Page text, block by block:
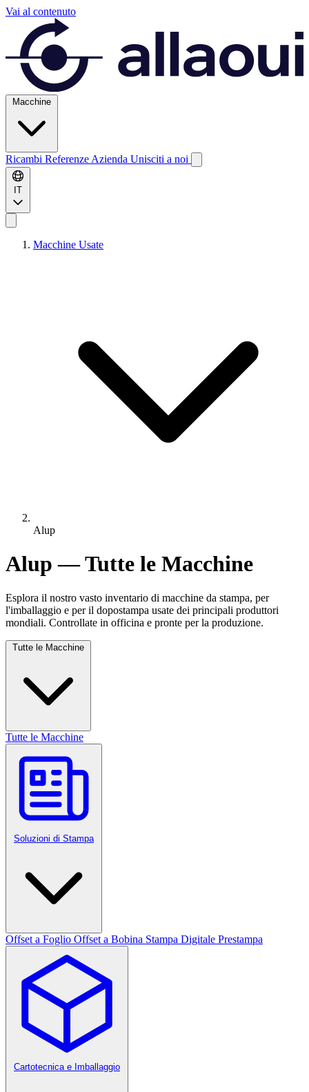
Vai al contenuto
Macchine
Ricambi Referenze Azienda Unisciti a noi
IT
Macchine Usate
Alup
Alup — Tutte le Macchine
Esplora il nostro vasto inventario di macchine da stampa, per
l'imballaggio e per il dopostampa usate dei principali produttori
mondiali. Controllate in officina e pronte per la produzione.
Tutte le Macchine
Tutte le Macchine
Soluzioni di Stampa
Offset a Foglio Offset a Bobina Stampa Digitale Prestampa
Cartotecnica e Imballaggio